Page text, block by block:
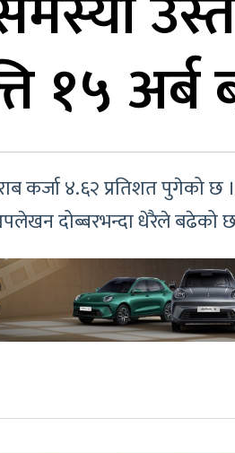
१५ अर्ब
४.६२ प्रतिशत पुगेको छ
दोब्बरभन्दा धेरैले बढेको